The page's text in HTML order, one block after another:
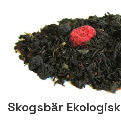
Skogsbär Ekologisk